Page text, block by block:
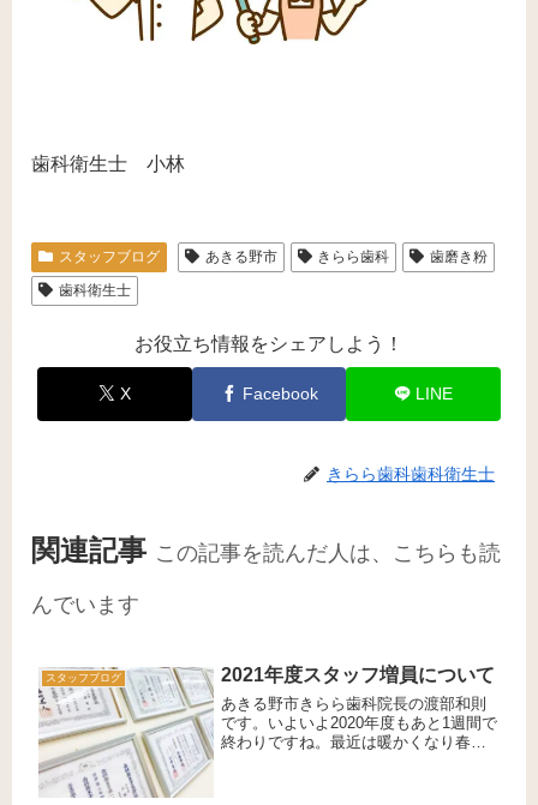
歯科衛生士 小林
スタッフブログ あきる野市 きらら歯科
歯磨き粉
歯科衛生士
お役立ち情報をシェアしよう！
X Facebook LINE
きらら歯科歯科衛生士
関連記事 この記事を読んだ人は、こちらも読
んでいます
スタッフブログ 2021年度スタッフ増員について
あきる野市きらら歯科院長の渡部和則
です。いよいよ2020年度もあと1週間で
終わりですね。最近は暖かくなり春の